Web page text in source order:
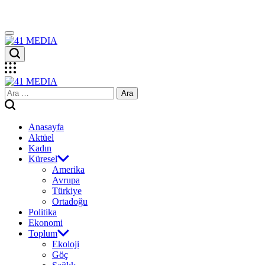
Skip
to
content
41
MEDIA
41
MEDIA
Arama:
Anasayfa
Aktüel
Kadın
Küresel
Amerika
Avrupa
Türkiye
Ortadoğu
Politika
Ekonomi
Toplum
Ekoloji
Göç